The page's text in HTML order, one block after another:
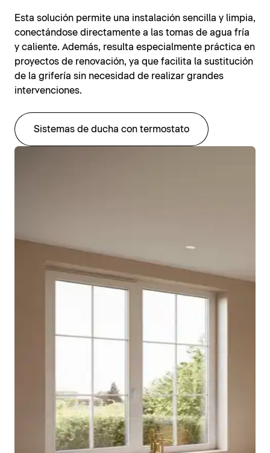
Esta solución permite una instalación sencilla y limpia,
conectándose directamente a las tomas de agua fría
y caliente. Además, resulta especialmente práctica en
proyectos de renovación, ya que facilita la sustitución
de la grifería sin necesidad de realizar grandes
intervenciones.
Sistemas de ducha con termostato